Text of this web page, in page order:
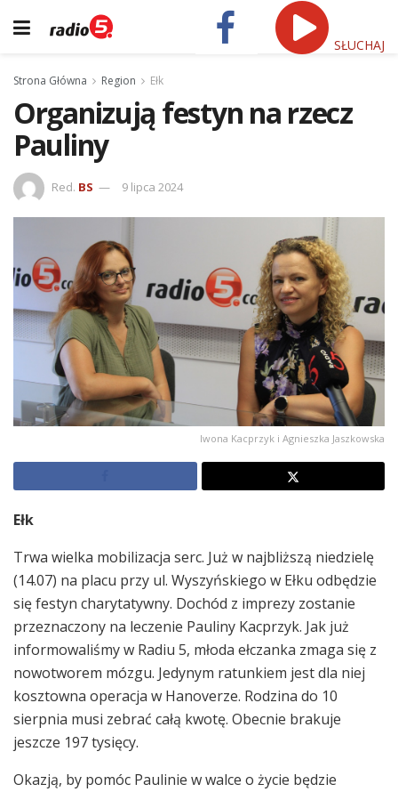
SŁUCHAJ
Strona Główna Region Ełk
Organizują festyn na rzecz
Pauliny
Red. BS 9 lipca 2024
Iwona Kacprzyk i Agnieszka Jaszkowska
Ełk
Trwa wielka mobilizacja serc. Już w najbliższą niedzielę
(14.07) na placu przy ul. Wyszyńskiego w Ełku odbędzie
się festyn charytatywny. Dochód z imprezy zostanie
przeznaczony na leczenie Pauliny Kacprzyk. Jak już
informowaliśmy w Radiu 5, młoda ełczanka zmaga się z
nowotworem mózgu. Jedynym ratunkiem jest dla niej
kosztowna operacja w Hanoverze. Rodzina do 10
sierpnia musi zebrać całą kwotę. Obecnie brakuje
jeszcze 197 tysięcy.
Okazją, by pomóc Paulinie w walce o życie będzie